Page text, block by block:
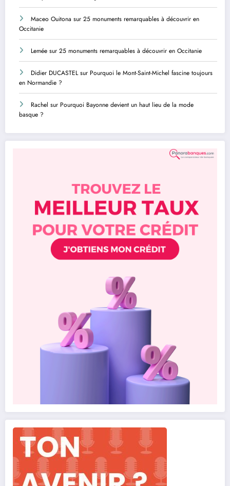
Maceo Ouitona sur 25 monuments remarquables à découvrir en
Occitanie
Lemée sur 25 monuments remarquables à découvrir en Occitanie
Didier DUCASTELsur Pourquoi le Mont-Saint-Michel fascine toujours
en Normandie ?
Rachel sur Pourquoi Bayonne devient un haut lieu de la mode
basque ?